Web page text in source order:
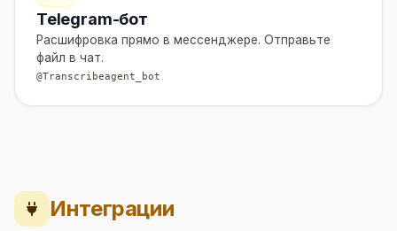
Telegram-бот
Расшифровка прямо в мессенджере. Отправьте
файл в чат.
@Transcribeagent_bot
Интеграции